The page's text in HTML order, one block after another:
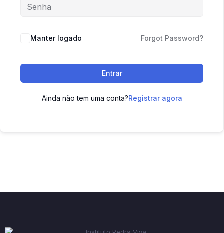
Manter logado Forgot Password?
Entrar
Ainda não tem uma conta?Registrar agora